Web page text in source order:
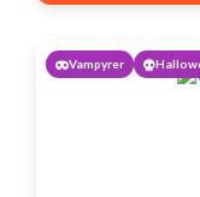
Vampyrer